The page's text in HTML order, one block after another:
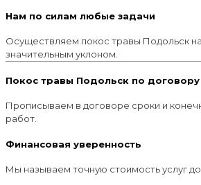
Нам по силам любые задачи
Осуществляем покос травы Подольск на
значительным уклоном.
Покос травы Подольск по договору
Прописываем в договоре сроки и
работ.
Финансовая уверенность
Мы называем точную стоимость услуг до